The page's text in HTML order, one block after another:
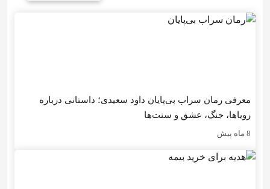
معرفی رمان سراب بی‌پایان داود سعیدی؛ داستانی درباره
رویاها، جنگ، عشق و سنت‌ها
8 ماه پیش